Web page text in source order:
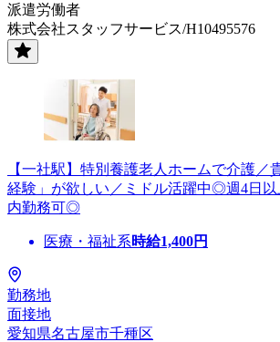
派遣労働者
株式会社スタッフサービス/H10495576
【一社駅】特別養護老人ホームで介護／
経験」が欲しい／ミドル活躍中◎週4日
内勤務可◎
医療・福祉系時給1,400円
勤務地
面接地
愛知県名古屋市千種区